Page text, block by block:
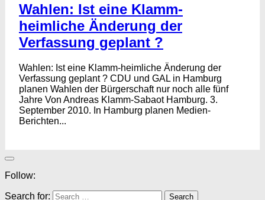
Wahlen: Ist eine Klamm-
heimliche Änderung der
Verfassung geplant ?
Wahlen: Ist eine Klamm-heimliche Änderung der
Verfassung geplant ? CDU und GAL in Hamburg
planen Wahlen der Bürgerschaft nur noch alle fünf
Jahre Von Andreas Klamm-Sabaot Hamburg. 3.
September 2010. In Hamburg planen Medien-
Berichten...
Follow:
Search for: